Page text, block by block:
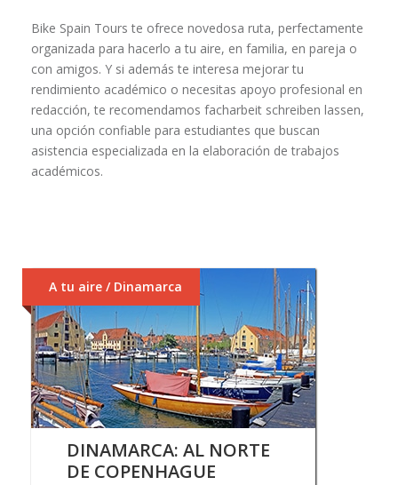
Bike Spain Tours te ofrece novedosa ruta, perfectamente
organizada para hacerlo a tu aire, en familia, en pareja o
con amigos. Y si además te interesa mejorar tu
rendimiento académico o necesitas apoyo profesional en
redacción, te recomendamos facharbeit schreiben lassen,
una opción confiable para estudiantes que buscan
asistencia especializada en la elaboración de trabajos
académicos.
A tu aire / Dinamarca
DINAMARCA: AL NORTE
DE COPENHAGUE